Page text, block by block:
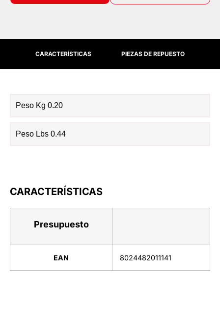
CARACTERÍSTICAS PIEZAS DE REPUESTO
Peso Kg 0.20
Peso Lbs 0.44
CARACTERÍSTICAS
Presupuesto
EAN 8024482011141